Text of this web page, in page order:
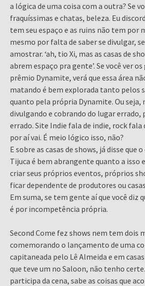
a lógica de uma coisa com a outra? Se
fraquíssimas e chatas, beleza. Eu
tem seu espaço e as ruins não tem por
mesmo por falta de saber se divulgar,
amostrar. ‘ah, tio Xi, mas as casas de
abrem espaço pra gente’. Se você ver
prêmio Dynamite, verá que essa área
matando é bem explorada tanto pelos
quanto pela própria Dynamite. Ou seja,
divulgando e cobrando do lugar errado,
errado. Site Indie fala de indie, rock fala
por aí vai. É meio lógico isso, não?
E sobre as casas de shows, já disse que
Tijuca é bem abrangente quanto a isso
criar seus próprios eventos, próprios
ficar dependente de produtores ou
Em suma, se tem gente aí que você diz
é por incompetência própria.
Second Come fez shows nem tem dois
comemorando o lançamento de uma
capitaneada pelo Lê Almeida e em
que teve um no Saloon, não tenho
participa da cena, sabe as coisas que